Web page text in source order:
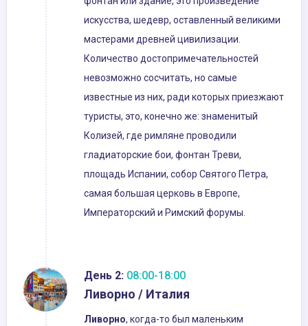
искусства, шедевр, оставленный великими
мастерами древней цивилизации.
Количество достопримечательностей
невозможно сосчитать, но самые
известные из них, ради которых приезжают
туристы, это, конечно же: знаменитый
Колизей, где римляне проводили
гладиаторские бои, фонтан Треви,
площадь Испании, собор Святого Петра,
самая большая церковь в Европе,
Императорский и Римский форумы.
День 2: 08:00-18:00
Ливорно / Италия
Ливорно, когда-то был маленьким